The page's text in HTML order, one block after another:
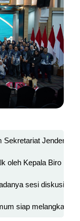
Jenderal
oleh Kepala Biro
sesi diskusi
siap melangkah